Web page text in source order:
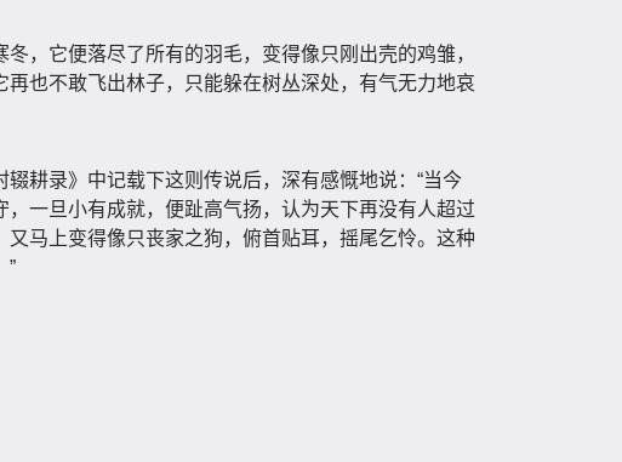
，它便落尽了所有的羽毛，变得像只刚出壳的鸡雏，
再也不敢飞出林子，只能躲在树丛深处，有气无力地哀
耕录》中记载下这则传说后，深有感慨地说：“当今
一旦小有成就，便趾高气扬，认为天下再没有人超过
又马上变得像只丧家之狗，俯首贴耳，摇尾乞怜。这种
”